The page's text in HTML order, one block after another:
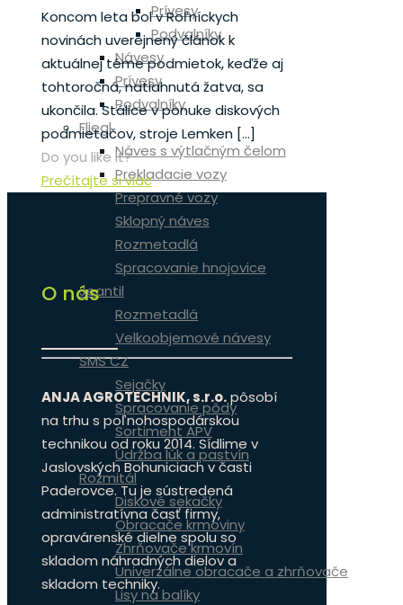
Prívesy
Podvalníky
Návesy
Prívesy
Podvalníky
Fliegl
Náves s výtlačným čelom
Prekladacie vozy
Prepravné vozy
Sklopný náves
Rozmetadlá
Spracovanie hnojovice
Jeantil
Rozmetadlá
Velkoobjemové návesy
SMS CZ
Sejačky
Spracovanie pôdy
Sortiment APV
Údržba lúk a pastvín
Rožmitál
Diskové sekačky
Obracače krmoviny
Zhrňovače krmovín
Univerzálne obracače a zhrňovače
Lisy na balíky
Koncom leta bol v Roľníckych
novinách uverejnený článok k
aktuálnej téme podmietok, keďže aj
tohtoročná, natiahnutá žatva, sa
ukončila. Stálice v ponuke diskových
podmietačov, stroje Lemken […]
Do you like it?
Prečítajte si viac
O nás
ANJA AGROTECHNIK, s.r.o.pôsobí
na trhu s poľnohospodárskou
technikou od roku 2014. Sídlime v
Jaslovských Bohuniciach v časti
Paderovce. Tu je sústredená
administratívna časť firmy,
opravárenské dielne spolu so
skladom náhradných dielov a
skladom techniky.